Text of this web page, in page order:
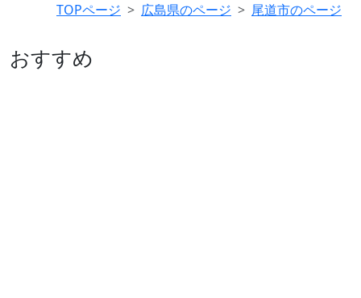
TOPページ 広島県のページ 尾道市のページ
おすすめ